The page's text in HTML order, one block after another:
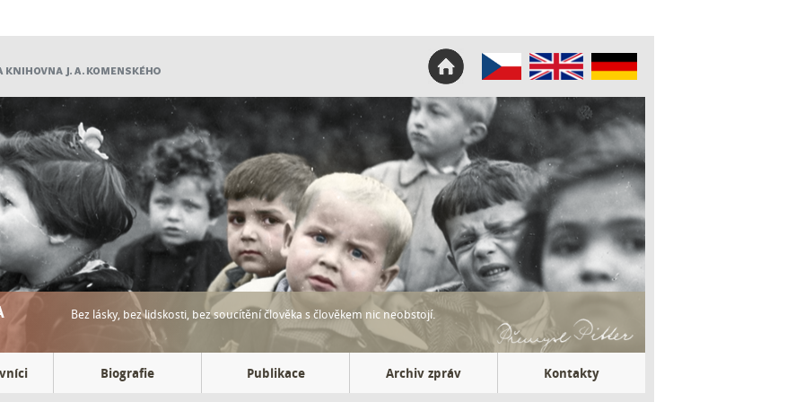
Bez lásky, bez lidskosti, bez soucítění člověka s člověkem nic neobstojí.
Biografie Publikace Archiv zpráv Kontakty